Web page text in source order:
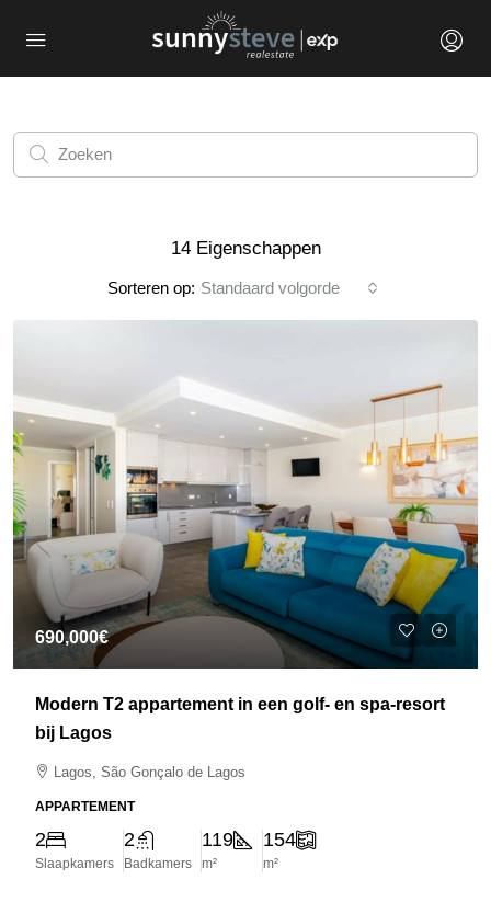
14 Eigenschappen
Sorteren op: Standaard volgorde
690,000€
Modern T2 appartement in een golf- en spa-resort
bij Lagos
Lagos, São Gonçalo de Lagos
APPARTEMENT
2
Slaapkamers
2
Badkamers
119
m²
154
m²